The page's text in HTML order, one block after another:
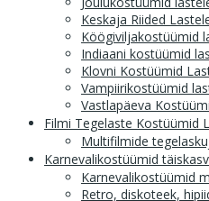
Keskaja Riided
Köögiviljakostüümid
Indiaani kostüümid
Klovni Kostüümid
Vampiirikostüümid
Vastlapäeva
Filmi Tegelaste Kostüümid
Multifilmide
Karnevalikostüümid
Karnevalikostüümid
Retro, diskoteek,